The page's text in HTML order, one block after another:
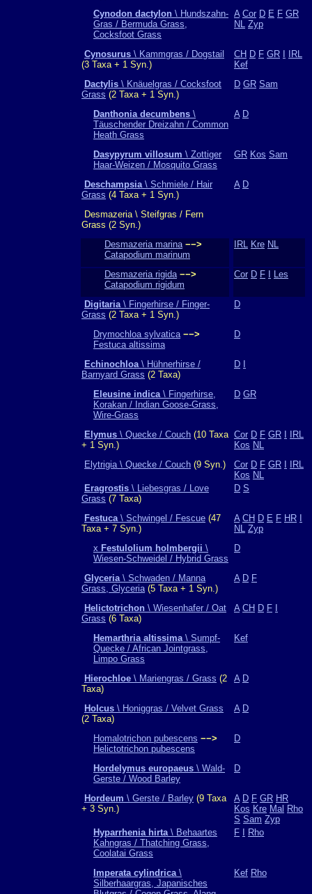
Cynodon dactylon \ Hundszahn-
Gras / Bermuda Grass,
Cocksfoot Grass
A Cor D E F GR
NL Zyp
Cynosurus \ Kammgras / Dogstail
(3 Taxa + 1 Syn.)
CH D F GR
IRL
Kef
Dactylis \ Knäuelgras / Cocksfoot
Grass (2 Taxa + 1 Syn.)
D GR Sam
Danthonia decumbens \
Täuschender Dreizahn / Common
Heath Grass
A D
Dasypyrum villosum \ Zottiger
Haar-Weizen / Mosquito Grass
GR Kos Sam
Deschampsia\ Schmiele / Hair
Grass (4 Taxa + 1 Syn.)
A D
Desmazeria \ Steifgras / Fern
Grass (2 Syn.)
Desmazeria marina −−>
Catapodium marinum
IRL Kre NL
Desmazeria rigida −−>
Catapodium rigidum
Cor D F Les
Digitaria\ Fingerhirse / Finger-
Grass (2 Taxa + 1 Syn.)
D
Drymochloa sylvatica −−>
Festuca altissima
D
Echinochloa\ Hühnerhirse /
Barnyard Grass (2 Taxa)
D
Eleusine indica\ Fingerhirse,
Korakan / Indian Goose-Grass,
Wire-Grass
D GR
Elymus \ Quecke / Couch (10 Taxa
+ 1 Syn.)
Cor D F GR
IRL
Kos NL
Elytrigia \ Quecke / Couch (9 Syn.) Cor D F GR
IRL
Kos NL
Eragrostis \ Liebesgras / Love
Grass (7 Taxa)
D S
Festuca\ Schwingel / Fescue (47
Taxa + 7 Syn.)
A CH D E F HR
NL Zyp
x Festulolium holmbergii \
Wiesen-Schweidel / Hybrid Grass
D
Glyceria\ Schwaden / Manna
Grass, Glyceria(5 Taxa + 1 Syn.)
A D F
Helictotrichon \ Wiesenhafer / Oat
Grass (6 Taxa)
A CH D F
Hemarthria altissima\ Sumpf-
Quecke / African Jointgrass,
Limpo Grass
Kef
Hierochloe \ Mariengras / Grass (2
Taxa)
A D
Holcus \ Honiggras / Velvet Grass
(2 Taxa)
A D
Homalotrichon pubescens −−>
Helictotrichon pubescens
D
Hordelymus europaeus \ Wald-
Gerste / Wood Barley
D
Hordeum \ Gerste / Barley (9 Taxa
+ 3 Syn.)
A D F GR HR
Kos Kre Mal Rho
S Sam Zyp
Hyparrhenia hirta\ Behaartes
Kahngras / Thatching Grass,
Coolatai Grass
F Rho
Imperata cylindrica\
Silberhaargras, Japanisches
Kef Rho